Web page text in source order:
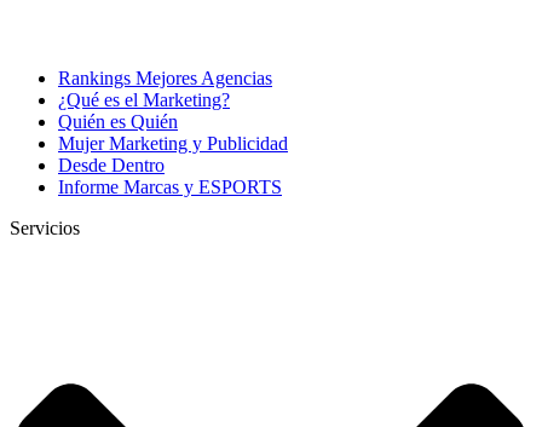
Rankings Mejores Agencias
¿Qué es el Marketing?
Quién es Quién
Mujer Marketing y Publicidad
Desde Dentro
Informe Marcas y ESPORTS
Servicios